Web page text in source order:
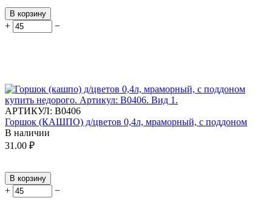
В корзину
+ −
АРТИКУЛ: В0406
Горшок (КАШПО) д/цветов 0,4л, мраморный, с поддоном
В наличии
31.00 ₽
В корзину
+ −